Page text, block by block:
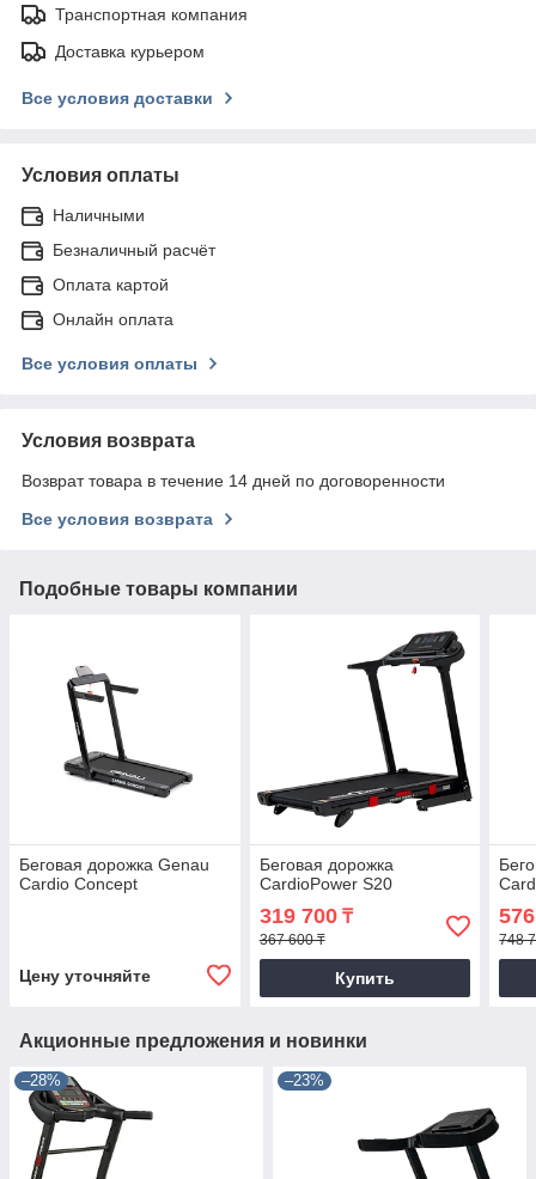
Транспортная компания
Доставка курьером
Все условия доставки
Условия оплаты
Наличными
Безналичный расчёт
Оплата картой
Онлайн оплата
Все условия оплаты
Условия возврата
Возврат товара в течение 14 дней по договоренности
Все условия возврата
Подобные товары компании
Беговая дорожка Genau
Cardio Concept
Цену уточняйте
Беговая дорожка
CardioPower S20
319 700₸
367 600 ₸
Купить
748
Акционные предложения и новинки
–28% –23%